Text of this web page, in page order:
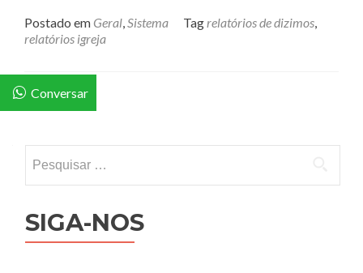
Postado em Geral,Sistema Tagrelatórios de dizimos,
relatórios igreja
Posts navigation
SIGA-NOS
Conversar